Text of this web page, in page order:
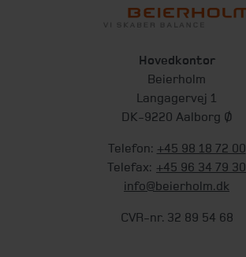
Hovedkontor
Beierholm
Langagervej 1
DK-9220 Aalborg Ø
Telefon: +45 98 18 72 00
Telefax: +45 96 34 79 30
info@beierholm.dk
CVR-nr. 32 89 54 68